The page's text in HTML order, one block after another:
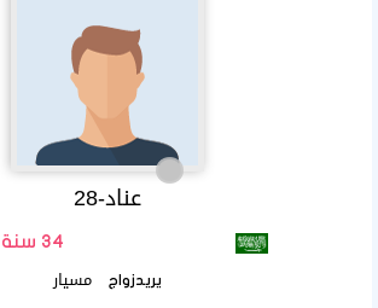
عناد-28
34 سنة
يريدزواج مسيار